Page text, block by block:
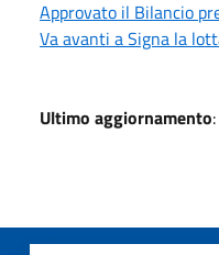
Approvato il Bilancio
Va avanti a Signa la
Ultimo aggiornamento